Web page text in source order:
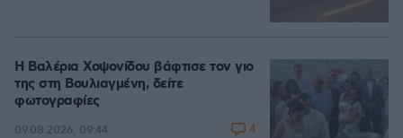
Η Βαλέρια Χοψονίδου βάφτισε τον γιο
της στη Βουλιαγμένη, δείτε
φωτογραφίες
09.08.2026, 09:44 4